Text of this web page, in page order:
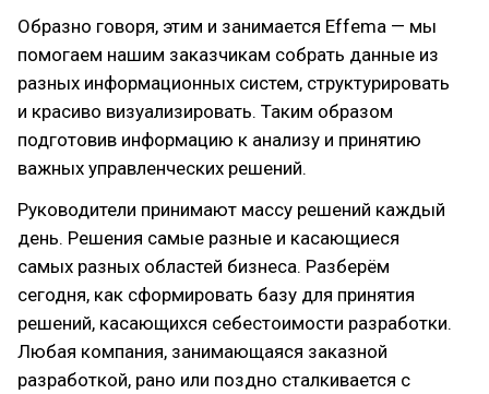
Образно говоря, этим и занимается Effema — мы
помогаем нашим заказчикам собрать данные из
разных информационных систем, структурировать
и красиво визуализировать. Таким образом
подготовив информацию к анализу и принятию
важных управленческих решений.
Руководители принимают массу решений каждый
день. Решения самые разные и касающиеся
самых разных областей бизнеса. Разберём
сегодня, как сформировать базу для принятия
решений, касающихся себестоимости разработки.
Любая компания, занимающаяся заказной
разработкой, рано или поздно сталкивается с